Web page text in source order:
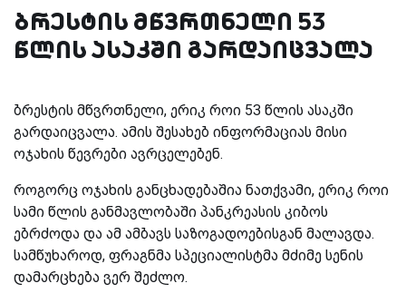
ბრესტის მწვრთნელი 53
წლის ასაკში გარდაიცვალა
ბრესტის მწვრთნელი, ერიკ როი 53 წლის ასაკში
გარდაიცვალა. ამის შესახებ ინფორმაციას მისი
ოჯახის წევრები ავრცელებენ.
როგორც ოჯახის განცხადებაშია ნათქვამი, ერიკ როი
სამი წლის განმავლობაში პანკრეასის კიბოს
ებრძოდა და ამ ამბავს საზოგადოებისგან მალავდა.
სამწუხაროდ, ფრაგნმა სპეციალისტმა მძიმე სენის
დამარცხება ვერ შეძლო.